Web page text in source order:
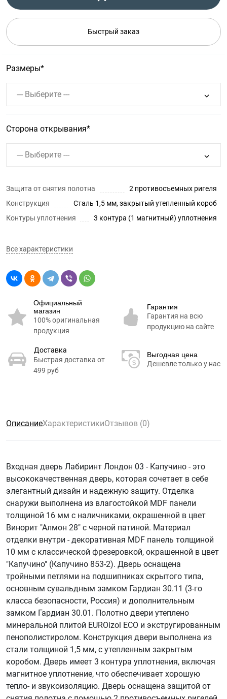
Быстрый заказ
Размеры
--- Выберите ---
Сторона открывания
--- Выберите ---
Защита от снятия полотна
2 противосъемных ригеля
Конструкция
Сталь 1,5 мм, закрытый утепленный короб
Контуры уплотнения
3 контура (1 магнитный) уплотнения
Все характеристики
Официальный
магазин
100% оригинальная
продукция
Гарантия
Гарантия на всю
продукцию на сайте
Доставка
Быстрая доставка от
499 руб
Выгодная цена
Дешевле только у нас
ОписаниеХарактеристикиОтзывов (0)
Входная дверь Лабиринт Лондон 03 - Капучино - это
высококачественная дверь, которая сочетает в себе
элегантный дизайн и надежную защиту. Отделка
снаружи выполнена из влагостойкой MDF панели
толщиной 16 мм с наличниками, окрашенной в цвет
Винорит "Алмон 28" с черной патиной. Материал
отделки внутри - декоративная MDF панель толщиной
10 мм с классической фрезеровкой, окрашенной в цвет
"Капучино" (Капучино 853-2). Дверь оснащена
тройными петлями на подшипниках скрытого типа,
основным сувальдным замком Гардиан 30.11 (3-го
класса безопасности, Россия) и дополнительным
замком Гардиан 30.01. Полотно двери утеплено
минеральной плитой EUROizol ECO и экстругированным
пенополистиролом. Конструкция двери выполнена из
стали толщиной 1,5 мм, с утепленным закрытым
коробом. Дверь имеет 3 контура уплотнения, включая
магнитное уплотнение, что обеспечивает хорошую
тепло- и звукоизоляцию. Дверь оснащена защитой от